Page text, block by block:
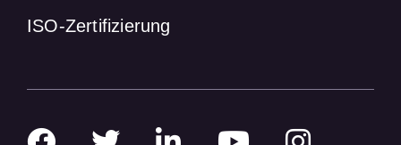
ISO-Zertifizierung